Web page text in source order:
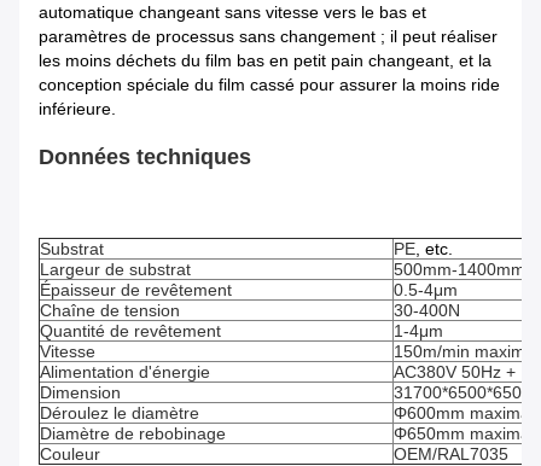
automatique changeant sans vitesse vers le bas et
paramètres de processus sans changement ; il peut réaliser
les moins déchets du film bas en petit pain changeant, et la
conception spéciale du film cassé pour assurer la moins ride
inférieure.
Données techniques
Substrat PE, etc.
Largeur de substrat
500mm-1400mm
Épaisseur de revêtement
0.5-4μm
Chaîne de tension
30-400N
Quantité de revêtement
1-4μm
Vitesse
150m/min maximal
Alimentation d'énergie
AC380V 50Hz + PE
Dimension
Déroulez le diamètre
Φ600mm maximal
Diamètre de rebobinage
Φ650mm maximal
Couleur
OEM/RAL7035